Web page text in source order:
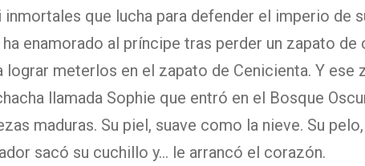
inmortales que lucha para defender el imperio de
ha enamorado al príncipe tras perder un zapato
lograr meterlos en el zapato de Cenicienta. Y ese
llamada Sophie que entró en el Bosque
maduras. Su piel, suave como la nieve. Su
sacó su cuchillo y... le arrancó el corazón.